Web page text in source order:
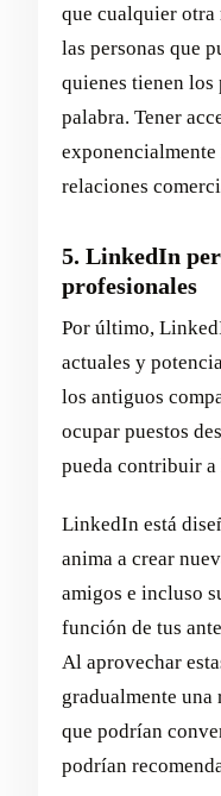
que cualquier otra
las personas que
quienes tienen los
palabra. Tener
exponencialmente
relaciones
5. LinkedIn
profesionales
Por último,
actuales y
los antiguos
ocupar puestos
pueda contribuir
LinkedIn está
anima a crear
amigos e incluso
función de tus
Al aprovechar
gradualmente una
que podrían
podrían